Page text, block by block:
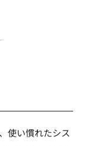
使い慣れたシス